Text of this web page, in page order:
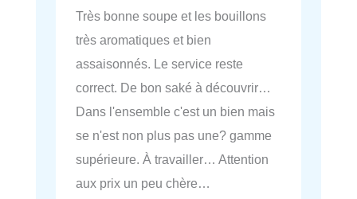
Très bonne soupe et les bouillons
très aromatiques et bien
assaisonnés. Le service reste
correct. De bon saké à découvrir…
Dans l'ensemble c'est un bien mais
se n'est non plus pas une? gamme
supérieure. À travailler… Attention
aux prix un peu chère…